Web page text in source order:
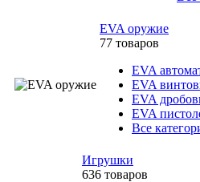
EVA оружие
77 товаров
EVA
EVA
EVA
EVA
Все
Игрушки
636 товаров